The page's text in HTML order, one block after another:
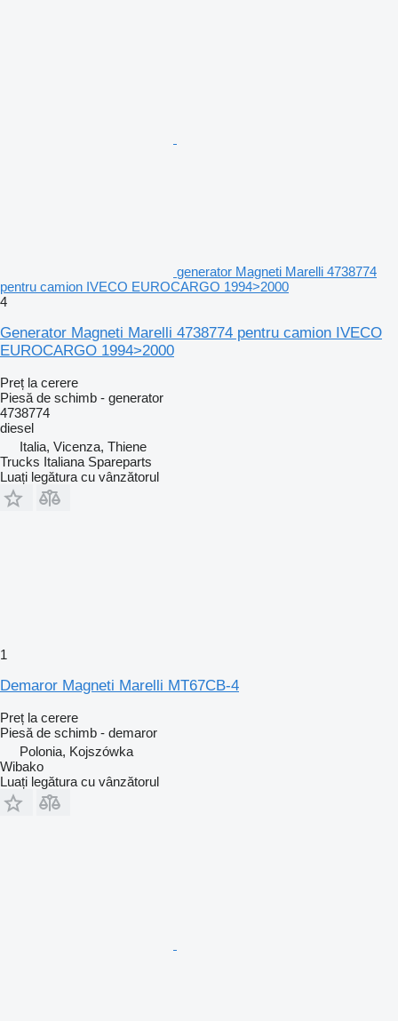
generator Magneti Marelli 4738774
pentru camion IVECO EUROCARGO 1994>2000
4
Generator Magneti Marelli 4738774 pentru camion IVECO
EUROCARGO 1994>2000
Preț la cerere
Piesă de schimb - generator
4738774
diesel
Italia, Vicenza, Thiene
Trucks Italiana Spareparts
Luați legătura cu vânzătorul
1
Demaror Magneti Marelli MT67CB-4
Preț la cerere
Piesă de schimb - demaror
Polonia, Kojszówka
Wibako
Luați legătura cu vânzătorul